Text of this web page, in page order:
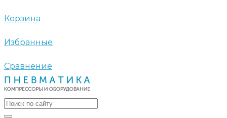
Корзина
Избранные
Сравнение